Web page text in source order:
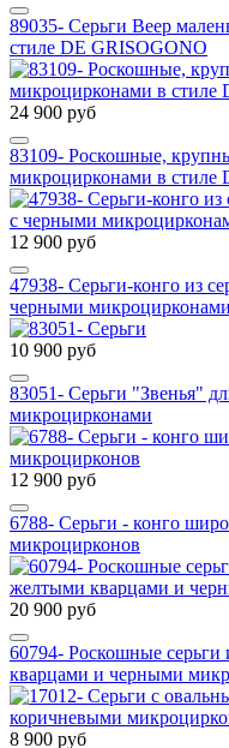
89035- Серьги Веер
стиле DE GRISOGONO
24 900 руб
83109- Роскошные,
микроцирконами в стиле
12 900 руб
47938- Серьги-конго из
черными микроцирконами
10 900 руб
83051- Серьги "Звенья"
микроцирконами
12 900 руб
6788- Серьги - конго
микроцирконов
20 900 руб
60794- Роскошные серьги
кварцами и черными
8 900 руб